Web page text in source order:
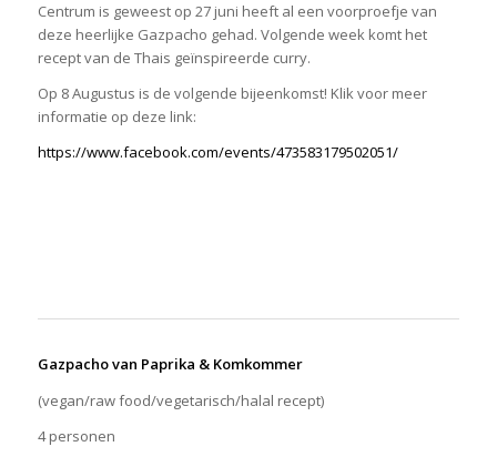
Centrum is geweest op 27 juni heeft al een voorproefje van
deze heerlijke Gazpacho gehad. Volgende week komt het
recept van de Thais geïnspireerde curry.
Op 8 Augustus is de volgende bijeenkomst! Klik voor meer
informatie op deze link:
https://www.facebook.com/events/473583179502051/
Gazpacho van Paprika & Komkommer
(vegan/raw food/vegetarisch/halal recept)
4 personen